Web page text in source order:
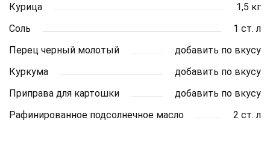
Курица
1,5 кг
Соль
1 ст. л
Перец черный молотый
добавить по вкусу
Куркума
добавить по вкусу
Приправа для картошки
добавить по вкусу
Рафинированное подсолнечное масло
2 ст. л